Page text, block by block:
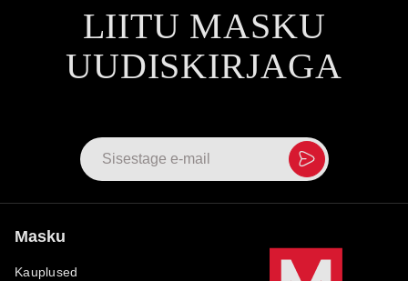
LIITU MASKU
UUDISKIRJAGA
Masku
Kauplused